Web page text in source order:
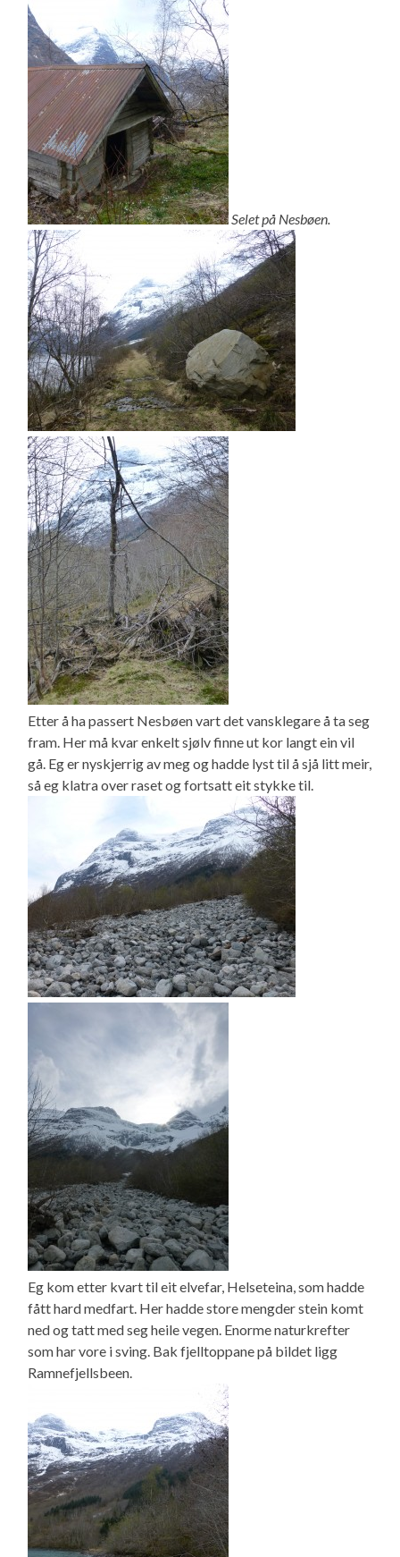
Selet på Nesbøen.
Etter å ha passert Nesbøen vart det vansklegare å ta seg
fram. Her må kvar enkelt sjølv finne ut kor langt ein vil
gå. Eg er nyskjerrig av meg og hadde lyst til å sjå litt meir,
så eg klatra over raset og fortsatt eit stykke til.
Eg kom etter kvart til eit elvefar, Helseteina, som hadde
fått hard medfart. Her hadde store mengder stein komt
ned og tatt med seg heile vegen. Enorme naturkrefter
som har vore i sving. Bak fjelltoppane på bildet ligg
Ramnefjellsbeen.